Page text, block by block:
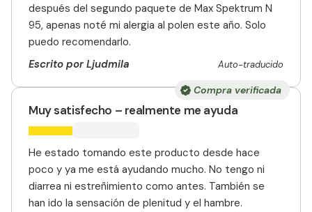
después del segundo paquete de Max Spektrum N
95, apenas noté mi alergia al polen este año. Solo
puedo recomendarlo.
Escrito por Ljudmila
Auto-traducido
Compra verificada
Muy satisfecho – realmente me ayuda
He estado tomando este producto desde hace
poco y ya me está ayudando mucho. No tengo ni
diarrea ni estreñimiento como antes. También se
han ido la sensación de plenitud y el hambre.